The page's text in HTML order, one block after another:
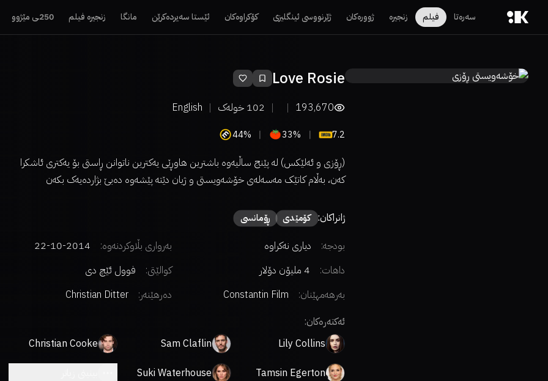
سەرەتا فیلم زنجیرە ژوورەکان ژێرنووسی ئینگلیزی کۆکراوەکان ئێستا سەیردەکرێن مانگا زنجیرە فیلم 250ـی مێژوو
Love Rosie
193,670
102 خولەک English
7.2
33%
44%
(ڕۆزی و ئەلێکس) لە پێنج ساڵیەوە باشترین هاوڕێی یەکترین ناتوانن ڕاستی بۆ یەکتری ئاشکرا
کەن، بەڵام کاتێک مەسەلەی خۆشەویستی و ژیان دێتە پێشەوە دەبێ بژاردەیەک بکەن
ژانراکان: كۆمێدی ڕۆمانسی
بودجە: دیاری نەکراوە بەرواری بڵاوکردنەوە:
2014-10-22
داهات:
4 ملیۆن دۆلار کوالێتی:
فوول ئێچ دی
بەرهەمهێنان:
Constantin Film دەرهێنەر:
Christian Ditter
ئەکتەرەکان:
Lily Collins
Sam Claflin
Christian Cooke
Tamsin Egerton
Suki Waterhouse